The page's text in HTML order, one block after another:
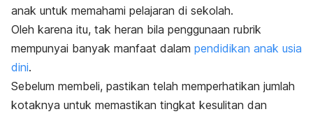
anak untuk memahami pelajaran di sekolah.
Oleh karena itu, tak heran bila penggunaan rubrik
mempunyai banyak manfaat dalam pendidikan anak usia
dini.
Sebelum membeli, pastikan telah memperhatikan jumlah
kotaknya untuk memastikan tingkat kesulitan dan